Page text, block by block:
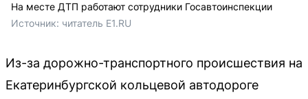
На месте ДТП работают сотрудники Госавтоинспекции
Источник: читатель E1.RU
Из-за дорожно-транспортного происшествия на
Екатеринбургской кольцевой автодороге